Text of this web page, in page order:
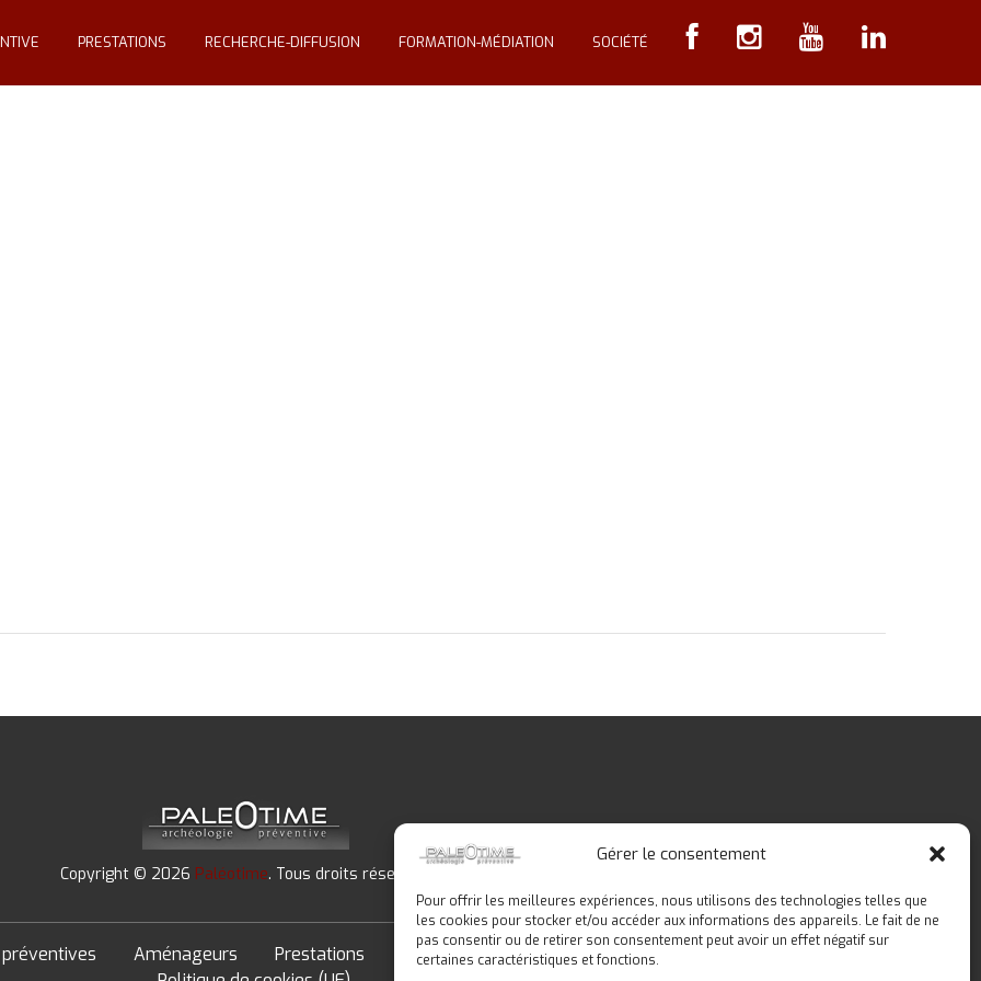
Gérer le consentement
Pour offrir les meilleures expériences, nous utilisons des technologies telles que
les cookies pour stocker et/ou accéder aux informations des appareils. Le fait de ne
pas consentir ou de retirer son consentement peut avoir un effet négatif sur
certaines caractéristiques et fonctions.
PRESTATIONS RECHERCHE-DIFFUSION FORMATION-MÉDIATION SOCIÉTÉ
Copyright © 2026 Paléotime. Tous droits réservés.
Aménageurs Prestations Formation Médiation Scolaires